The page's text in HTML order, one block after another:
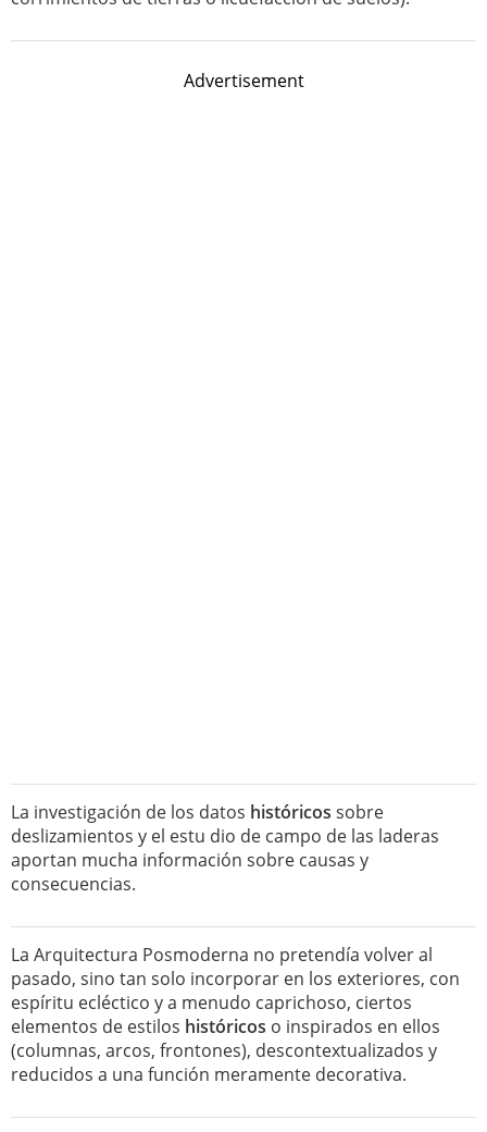
Advertisement
La investigación de los datos históricos sobre
deslizamientos y el estu dio de campo de las laderas
aportan mucha información sobre causas y
consecuencias.
La Arquitectura Posmoderna no pretendía volver al
pasado, sino tan solo incorporar en los exteriores, con
espíritu ecléctico y a menudo caprichoso, ciertos
elementos de estilos históricos o inspirados en ellos
(columnas, arcos, frontones), descontextualizados y
reducidos a una función meramente decorativa.